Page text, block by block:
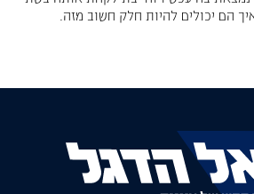
הם יכולים להיות חלק חשוב מזה.